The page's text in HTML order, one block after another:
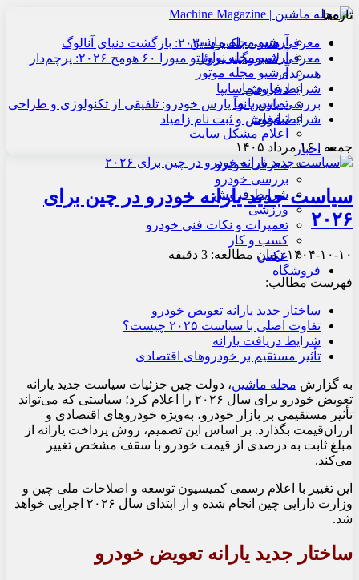
آرشیو مجله ماشین
آرشیو مجله نوآور
آرشیو مجله موتور
درباره ما
تماس با ما
تبلیغات
اعلام مشکل سایت
اخبار
معرفی خودرو
بررسی خودرو
شرایط فروش
ورزشی
تعمیرات و نکات فنی خودرو
کسب و کار
عکس
فروشگاه
تازه‌ها
معرفی هنسی بلک‌برد ۲۰۳۰: بازگشت دنیای آنالوگ
معرفی لامبورگینی روئلتو میورا ۶۰ هومج ۲۰۲۶: پرچم‌دار
هیبریدی
شرایط فروش سایپا
بررسی پارس نوآ پارس خودرو: تلفیقی از تکنولوژی و طراحی
شرایط فروش و ثبت نام زامیاد
جمعه , ۱۶ مرداد ۱۴۰۵
سیاست جدید یارانه خودرو در چین برای
۲۰۲۶
۱۴۰۴-۱۰-۱۰زمان مطالعه: 3 دقیقه
فهرست مطالب:
ساختار جدید یارانه تعویض خودرو
تفاوت اصلی با سیاست ۲۰۲۵ چیست؟
شرایط دریافت یارانه
تأثیر مستقیم بر خودروهای اقتصادی
به گزارش مجله ماشین، دولت چین جزئیات سیاست جدید یارانه
تعویض خودرو برای سال ۲۰۲۶ را اعلام کرد؛ سیاستی که می‌تواند
تأثیر مستقیمی بر بازار خودرو، به‌ویژه خودروهای اقتصادی و
ارزان‌قیمت بگذارد. بر اساس این تصمیم، روش پرداخت یارانه از
مبلغ ثابت به درصدی از قیمت خودرو با سقف مشخص تغییر
می‌کند.
این تغییر با اعلام رسمی کمیسیون توسعه و اصلاحات ملی چین و
وزارت دارایی چین
انجام شده و از ابتدای سال ۲۰۲۶ اجرایی خواهد
شد.
ساختار جدید یارانه تعویض خودرو